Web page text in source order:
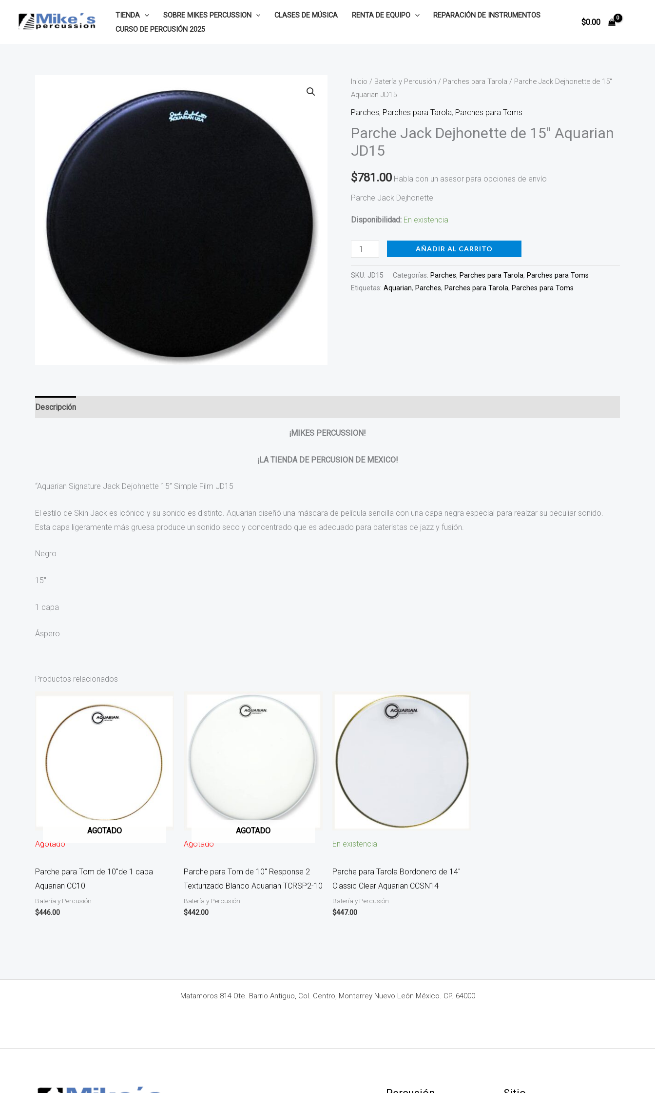
TIENDA SOBRE MIKES PERCUSSION CLASES DE MÚSICA RENTA DE EQUIPO
REPARACIÓN DE INSTRUMENTOS
CURSO DE PERCUSIÓN 2025
$0.00
Inicio / Batería y Percusión / Parches para Tarola / Parche Jack Dejhonette de 15″
Aquarian JD15
Parches, Parches para Tarola, Parches para Toms
Parche Jack Dejhonette de 15″ Aquarian
JD15
$781.00 Habla con un asesor para opciones de envío
Parche Jack Dejhonette
Disponibilidad: En existencia
Parche
Jack
Dejhonette
15"
Aquarian
cantidad
AÑADIR AL CARRITO
SKU: JD15 Categorías: Parches, Parches para Tarola, Parches para Toms
Etiquetas: Aquarian, Parches, Parches para Tarola, Parches para Toms
Descripción
¡MIKES PERCUSSION!
¡LA TIENDA DE PERCUSION DE MEXICO!
“Aquarian Signature Jack Dejohnette 15” Simple Film JD15
El estilo de Skin Jack es icónico y su sonido es distinto. Aquarian diseñó una máscara de película sencilla con una capa negra especial para realzar su peculiar sonido.
Esta capa ligeramente más gruesa produce un sonido seco y concentrado que es adecuado para bateristas de jazz y fusión.
Negro
15″
1 capa
Áspero
Productos relacionados
AGOTADO
Agotado
Parche para Tom de 10″de 1 capa
Aquarian CC10
Batería y Percusión
$446.00
AGOTADO
Agotado
Parche para Tom de 10″ Response 2
Texturizado Blanco Aquarian TCRSP2-10
Batería y Percusión
$442.00
En existencia
Parche para Tarola Bordonero de 14″
Classic Clear Aquarian CCSN14
Batería y Percusión
$447.00
Matamoros 814 Ote. Barrio Antiguo, Col. Centro, Monterrey Nuevo León México. CP. 64000